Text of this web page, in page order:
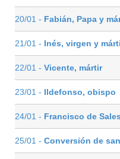
20/01 - Fabián, Papa y
21/01 - Inés, virgen y
22/01 - Vicente, mártir
23/01 - Ildefonso, obispo
24/01 - Francisco de
25/01 - Conversión de